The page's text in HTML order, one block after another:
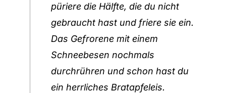
püriere die Hälfte, die du nicht
gebraucht hast und friere sie ein.
Das Gefrorene mit einem
Schneebesen nochmals
durchrühren und schon hast du
ein herrliches Bratapfeleis.